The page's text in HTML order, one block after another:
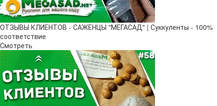
ОТЗЫВЫ КЛИЕНТОВ - САЖЕНЦЫ "МЕГАСАД" | Суккуленты - 100%
соответствие
Смотреть